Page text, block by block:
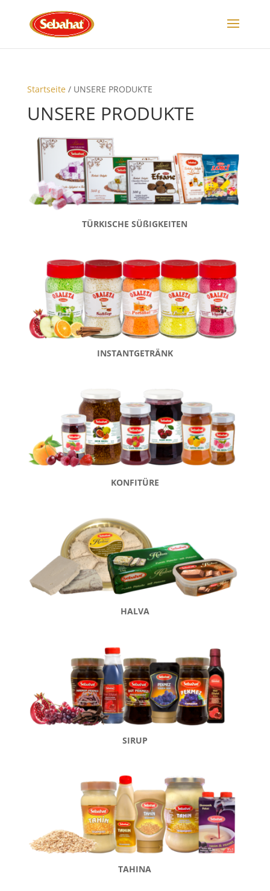
Startseite/ UNSERE PRODUKTE
UNSERE PRODUKTE
TÜRKISCHE SÜßIGKEITEN
INSTANTGETRÄNK
KONFITÜRE
HALVA
SIRUP
TAHINA